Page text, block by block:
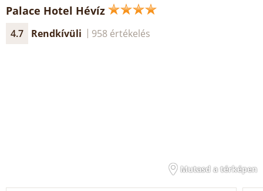
Palace Hotel Hévíz
4.7 Rendkívüli 958 értékelés
Mutasd a térképen